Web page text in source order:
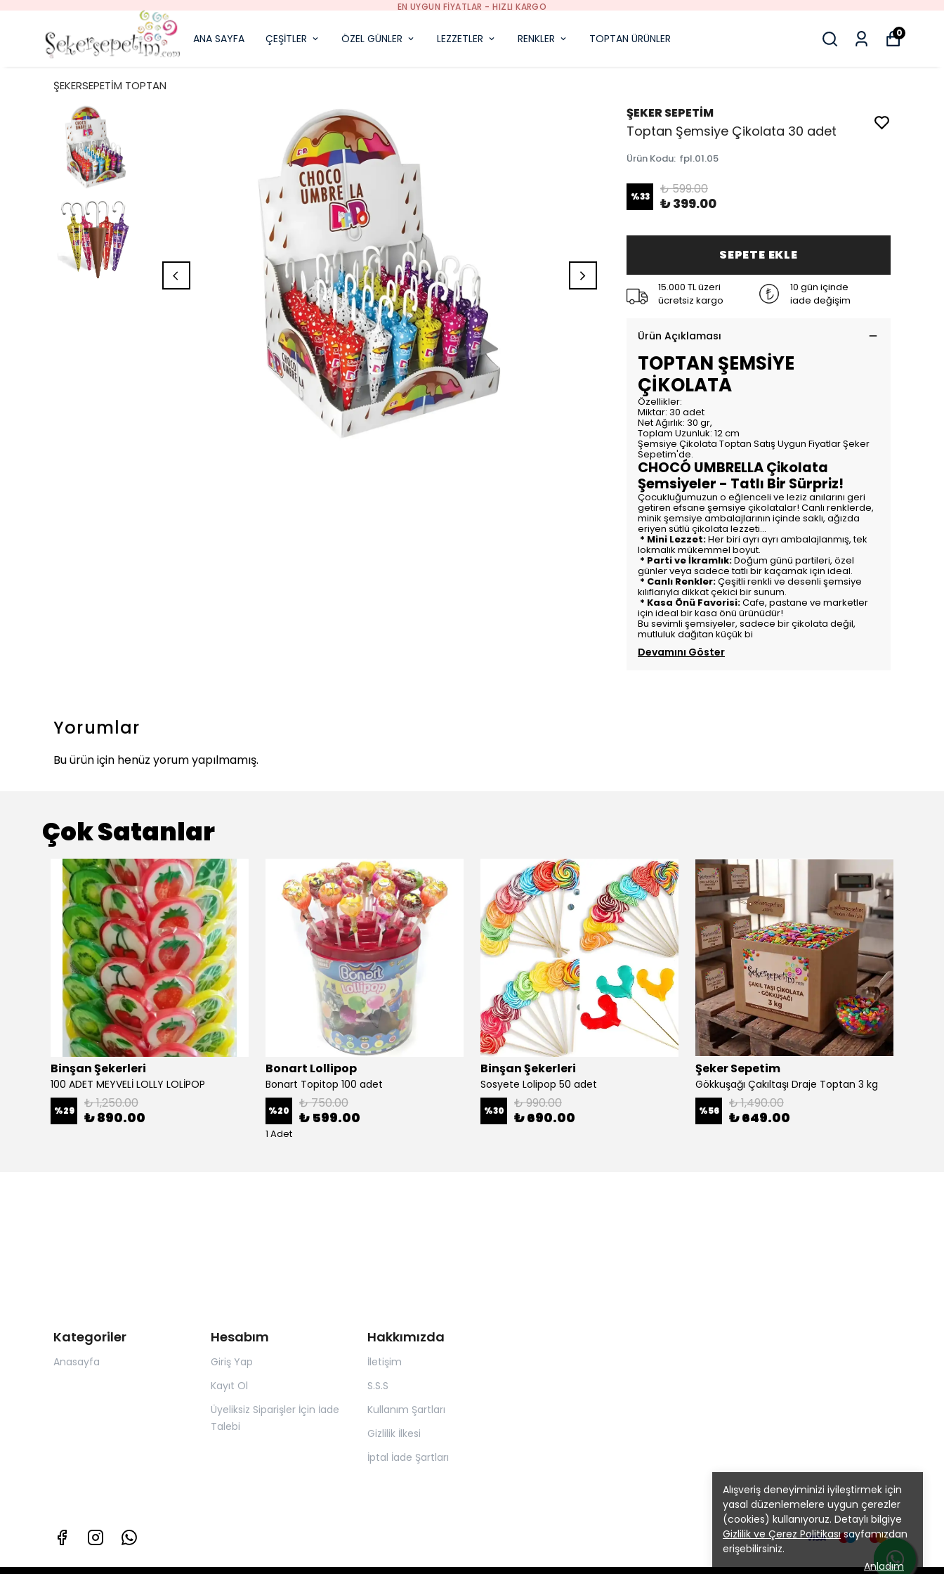
TÜRKIYE'NIN ŞEKERLEME, ÇIKOLATA VE HEDIYELIK DEPOSU
ANA SAYFA ÇEŞİTLER ÖZEL GÜNLER LEZZETLER RENKLER TOPTAN ÜRÜNLER 0
Alışveriş deneyiminizi iyileştirmek için
yasal düzenlemelere uygun çerezler
(cookies) kullanıyoruz. Detaylı bilgiye
Gizlilik ve Çerez Politikasısayfamızdan
erişebilirsiniz.
Anladım
ŞEKERSEPETİM TOPTAN
ŞEKER SEPETİM
Toptan Şemsiye Çikolata 30 adet
Ürün Kodu: fpl.01.05
%33 ₺ 599.00
₺ 399.00
SEPETE EKLE
15.000 TL üzeri
ücretsiz kargo
10 gün içinde
iade değişim
Ürün Açıklaması
TOPTAN ŞEMSİYE
ÇİKOLATA
Özellikler:
Miktar: 30 adet
Net Ağırlık: 30 gr,
Toplam Uzunluk: 12 cm
Şemsiye Çikolata Toptan Satış Uygun Fiyatlar Şeker
Sepetim'de.
CHOCÓ UMBRELLA Çikolata
Şemsiyeler - Tatlı Bir Sürpriz!
Çocukluğumuzun o eğlenceli ve leziz anılarını geri
getiren efsane şemsiye çikolatalar! Canlı renklerde,
minik şemsiye ambalajlarının içinde saklı, ağızda
eriyen sütlü çikolata lezzeti...
* Mini Lezzet:Her biri ayrı ayrı ambalajlanmış, tek
lokmalık mükemmel boyut.
* Parti ve İkramlık:Doğum günü partileri, özel
günler veya sadece tatlı bir kaçamak için ideal.
* Canlı Renkler:Çeşitli renkli ve desenli şemsiye
kılıflarıyla dikkat çekici bir sunum.
* Kasa Önü Favorisi:Cafe, pastane ve marketler
için ideal bir kasa önü ürünüdür!
Bu sevimli şemsiyeler, sadece bir çikolata değil,
mutluluk dağıtan küçük bi
Devamını Göster
Yorumlar
Bu ürün için henüz yorum yapılmamış.
Çok Satanlar
Binşan Şekerleri
100 ADET MEYVELİ LOLLY LOLİPOP
%29 ₺ 1,250.00
₺ 890.00
Bonart Lollipop
Bonart Topitop 100 adet
%20 ₺ 750.00
₺ 599.00
1 Adet
Binşan Şekerleri
Sosyete Lolipop 50 adet
%30 ₺ 990.00
₺ 690.00
Şeker Sepetim
Gökkuşağı Çakıltaşı Draje Toptan 3 kg
%56 ₺ 1,490.00
₺ 649.00
Kategoriler
Anasayfa
Hesabım
Giriş Yap
Kayıt Ol
Üyeliksiz Siparişler İçin İade
Talebi
Hakkımızda
İletişim
S.S.S
Kullanım Şartları
Gizlilik İlkesi
İptal İade Şartları